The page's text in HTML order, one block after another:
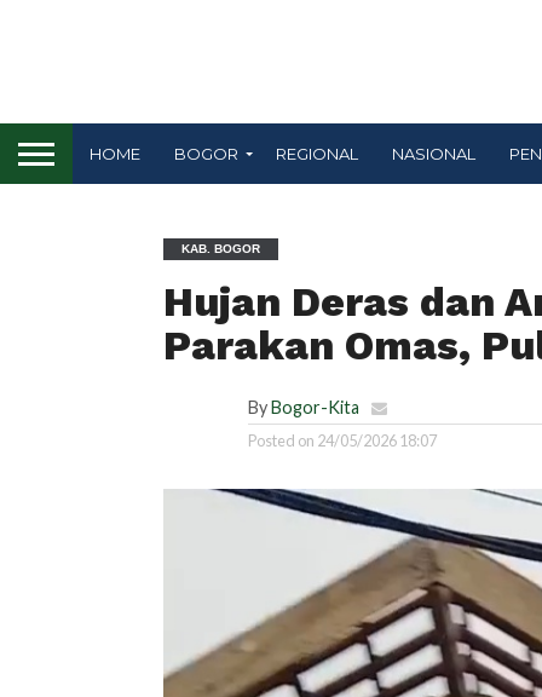
HOME BOGOR REGIONAL NASIONAL
KAB. BOGOR
Hujan Deras dan
Parakan Omas,
ByBogor-Kita
Posted on 24/05/2026 18:07